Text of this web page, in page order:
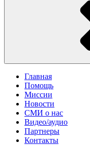
Главная
Помощь
Миссии
Новости
СМИ о нас
Видео/аудио
Партнеры
Контакты